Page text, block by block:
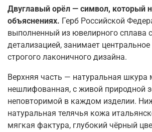
Двуглавый орёл — символ, который
объяснениях. Герб Российской
выполненный из ювелирного сплава
детализацией, занимает
строгого лаконичного дизайна.
Верхняя часть — натуральная шкура
нешлифованная, с живой природной
неповторимой в каждом изделии.
натуральная телячья кожа
мягкая фактура, глубокий чёрный